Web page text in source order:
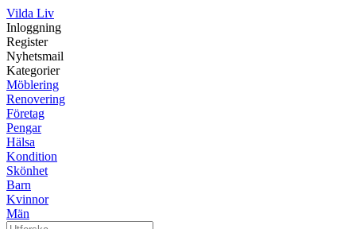
Vilda Liv
Inloggning
Register
Nyhetsmail
Kategorier
Möblering
Renovering
Företag
Pengar
Hälsa
Kondition
Skönhet
Barn
Kvinnor
Män